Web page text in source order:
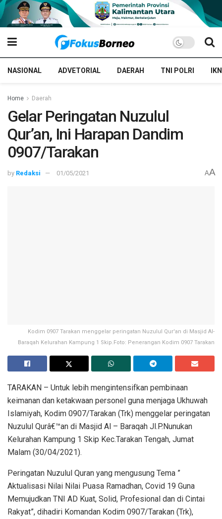
NASIONAL ADVETORIAL DAERAH TNI POLRI IKN
Home Daerah
Gelar Peringatan Nuzulul
Qur’an, Ini Harapan Dandim
0907/Tarakan
by Redaksi 01/05/2021 AA
Kodim 0907 Tarakan menggelar peringatan Nuzulul Qur'an di Masjid Al-
Baraqah Kelurahan Kampung 1 Skip.Foto: Penerangan Kodim 0907 Tarakan
TARAKAN – Untuk lebih mengintensifkan pembinaan
keimanan dan ketakwaan personel guna menjaga Ukhuwah
Islamiyah, Kodim 0907/Tarakan (Trk) menggelar peringatan
Nuzulul Qurâ€™an di Masjid Al – Baraqah Jl.P.Nunukan
Kelurahan Kampung 1 Skip Kec.Tarakan Tengah, Jumat
Malam (30/04/2021).
Peringatan Nuzulul Quran yang mengusung Tema ”
Aktualisasi Nilai Nilai Puasa Ramadhan, Covid 19 Guna
Memujudkan TNI AD Kuat, Solid, Profesional dan di Cintai
Rakyat”, dihadiri Komandan Kodim 0907/Tarakan (Trk),